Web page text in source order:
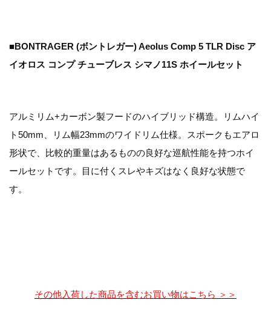
■BONTRAGER (ボントレガー) Aeolus Comp 5 TLR Disc ア
イオロス コンプ チューブレス シマノ11S ホイールセット
アルミリム+カーボン製フードのハイブリッド構造。リムハイ
ト50mm、リム幅23mmのワイドリム仕様。スポークもエアロ
形状で、比較的重量はあるものの良好な巡航性能を持つホイ
ールセットです。目に付くスレやキズはなく良好な状態で
す。
その他入荷した商品を含むお買い物はこちら ＞＞